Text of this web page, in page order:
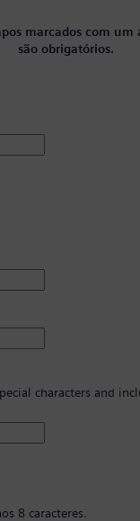
marcados com
são obrigatórios.
characters and
8 caracteres.